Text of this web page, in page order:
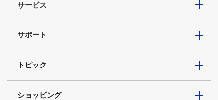
サービス
サポート
トピック
ショッピング